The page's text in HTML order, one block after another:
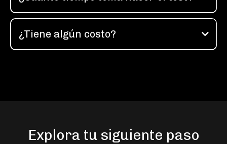
¿Tiene algún costo?
Explora tu siguiente paso